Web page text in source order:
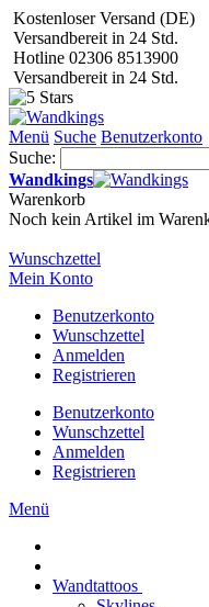
Kostenloser Versand (DE)
Versandbereit in 24 Std.
Hotline 02306 8513900
Versandbereit in 24 Std.
Menü Suche Benutzerkonto
Suche:
Wandkings
Warenkorb
Noch kein Artikel im
Wunschzettel
Mein Konto
Benutzerkonto
Wunschzettel
Anmelden
Registrieren
Benutzerkonto
Wunschzettel
Anmelden
Registrieren
Menü
Wandtattoos